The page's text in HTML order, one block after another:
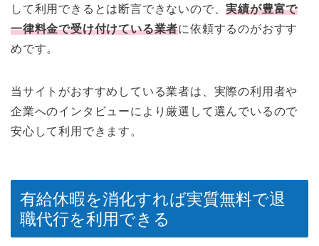
して利用できるとは断言できないので、実績が豊富で
一律料金で受け付けている業者に依頼するのがおすす
めです。
当サイトがおすすめしている業者は、実際の利用者や
企業へのインタビューにより厳選して選んでいるので
安心して利用できます。
有給休暇を消化すれば実質無料で退
職代行を利用できる